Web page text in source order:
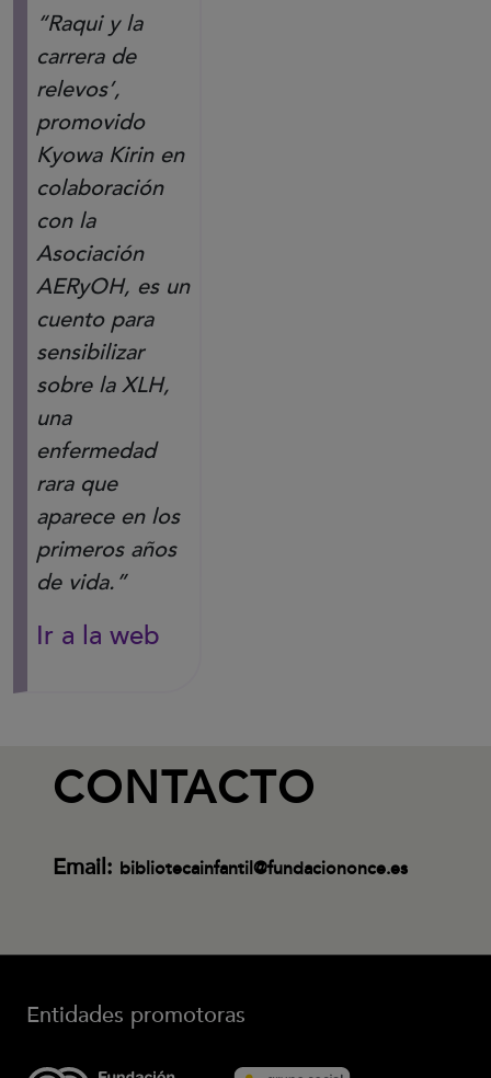
“Raqui y la
carrera de
relevos’,
promovido
Kyowa Kirin en
colaboración
con la
Asociación
AERyOH, es un
cuento para
sensibilizar
sobre la XLH,
una
enfermedad
rara que
aparece en los
primeros años
de vida.”
Ir a la web
CONTACTO
Email: bibliotecainfantil@fundaciononce.es
Entidades promotoras